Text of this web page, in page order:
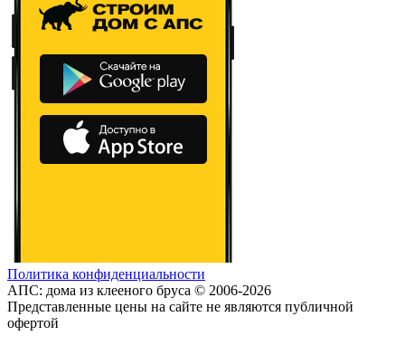
Политика конфиденциальности
АПС: дома из клееного бруса © 2006-2026
Представленные цены на сайте не являются публичной
офертой